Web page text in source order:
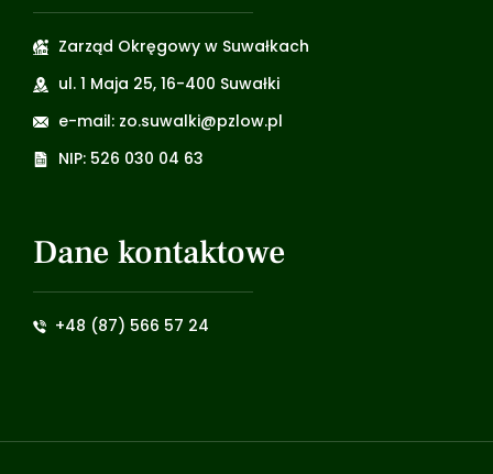
Zarząd Okręgowy w Suwałkach
ul. 1 Maja 25, 16-400 Suwałki
e-mail: zo.suwalki@pzlow.pl
NIP: 526 030 04 63
Dane kontaktowe
+48 (87) 566 57 24